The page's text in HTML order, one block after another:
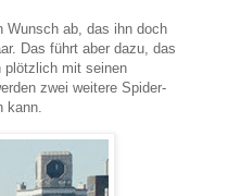
Wunsch ab, das ihn doch
Das führt aber dazu, das
plötzlich mit seinen
zwei weitere Spider-
kann.